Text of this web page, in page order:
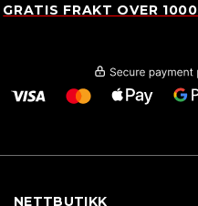
GRATIS FRAKT OVER
NETTBUTIKK